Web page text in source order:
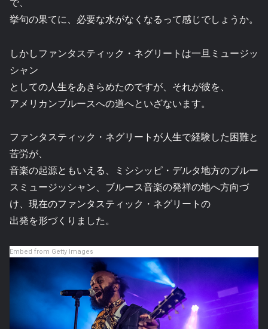
挙句の果てに、必要な水がなくなるって感じでしょうか。
しかしファンタスティック・ネグリートは一旦ミュージッ
シャン
としての人生をあきらめたのですが、それが彼を、
アメリカンブルースへの道へといざないます。
ファンタスティック・ネグリートが人生で経験した困難と
苦労が、
音楽の起源ともいえる、ミシシッピ・デルタ地方のブルー
スミュージッシャン、ブルース音楽の発祥の地へ方向づ
け、現在のファンタスティック・ネグリートの
出発を形づくりました。
Embed from Getty Images